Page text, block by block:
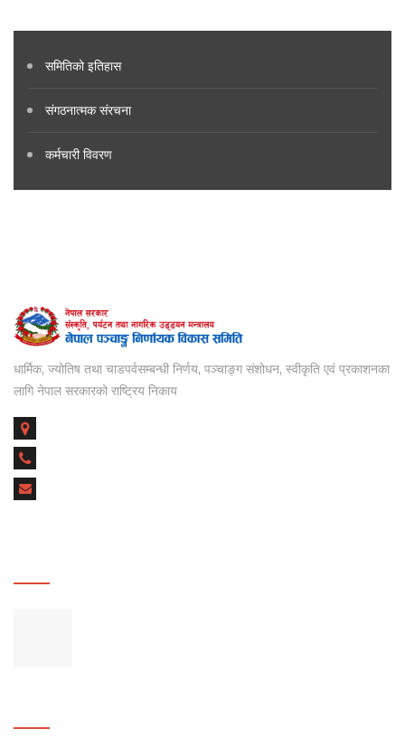
समितिको इतिहास
संगठनात्मक संरचना
कर्मचारी विवरण
धार्मिक, ज्योतिष तथा चाडपर्वसम्बन्धी निर्णय, पञ्चाङ्ग संशोधन, स्वीकृति एवं प्रकाशनका
लागि नेपाल सरकारको राष्ट्रिय निकाय